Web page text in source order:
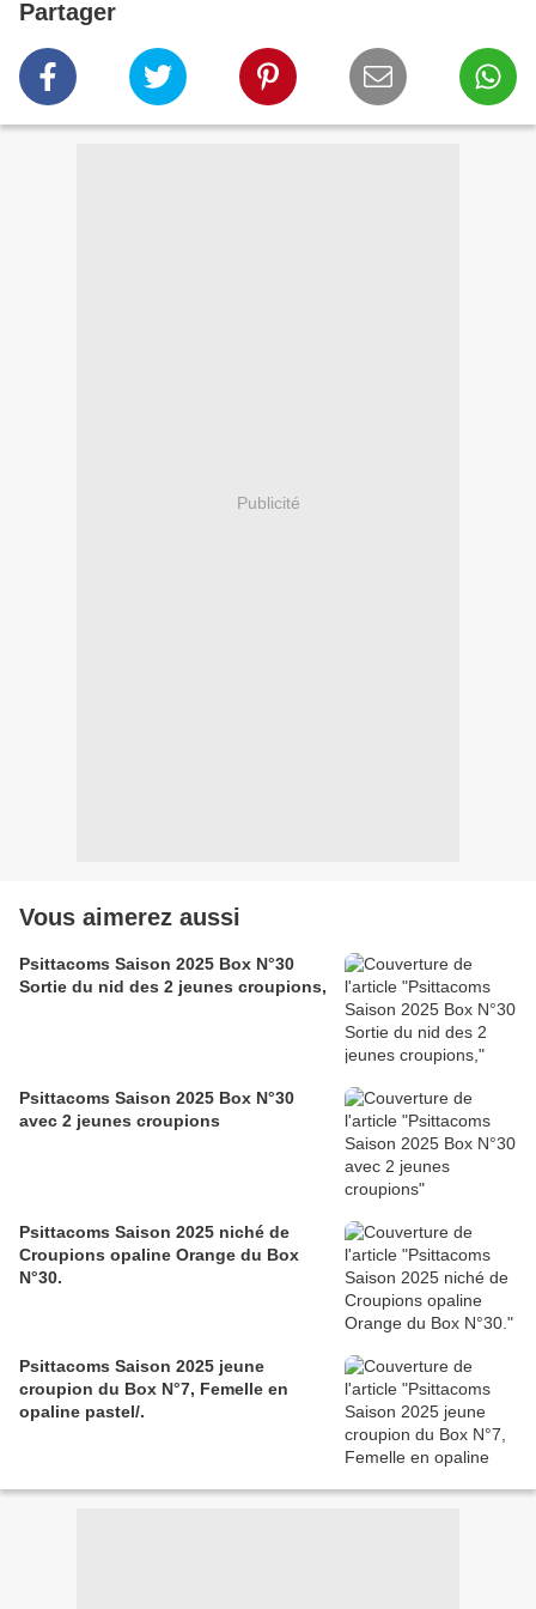
Partager
Publicité
Vous aimerez aussi
Psittacoms Saison 2025 Box N°30
Sortie du nid des 2 jeunes croupions,
Psittacoms Saison 2025 Box N°30
avec 2 jeunes croupions
Psittacoms Saison 2025 niché de
Croupions opaline Orange du Box
N°30.
Psittacoms Saison 2025 jeune
croupion du Box N°7, Femelle en
opaline pastel/.